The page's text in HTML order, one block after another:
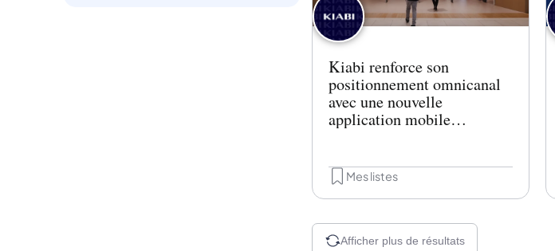
Kiabi renforce son
positionnement omnicanal
avec une nouvelle
application mobile
Mes listes
Afficher plus de résultats